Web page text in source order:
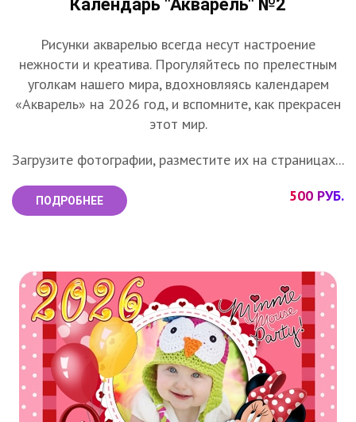
Календарь "Акварель" №2
Рисунки акварелью всегда несут настроение
нежности и креатива. Прогуляйтесь по прелестным
уголкам нашего мира, вдохновляясь календарем
«Акварель» на 2026 год, и вспомните, как прекрасен
этот мир.
Загрузите фотографии, разместите их на страницах...
ПОДРОБНЕЕ 500 РУБ.